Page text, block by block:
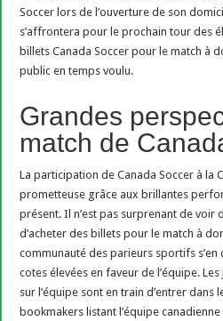
Soccer lors de l’ouverture de son
s’affrontera pour le prochain tour des
billets Canada Soccer pour le match à
public en temps voulu.
Grandes
match de
La participation de Canada Soccer à la
prometteuse grâce aux brillantes
présent. Il n’est pas surprenant de
d’acheter des billets pour le match à
communauté des parieurs sportifs
cotes élevées en faveur de l’équipe.
sur l’équipe sont en train d’entrer
bookmakers listant l’équipe